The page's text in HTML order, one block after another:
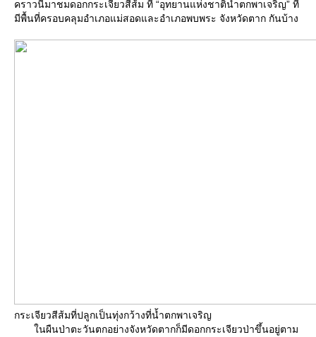
คราวนี้มาชมดอกกระเจียวสีส้ม ที่ “อุทยานแห่งชาติน้ำตกพาเจริญ” ที่
มีพื้นที่ครอบคลุมอำเภอแม่สอดและอำเภอพบพระ จังหวัดตาก กันบ้าง
กระเจียวสีส้มที่ปลูกเป็นทุ่งกว้างที่น้ำตกพาเจริญ
นผืนป่าตะวันตกอย่างจังหวัดตากก็มีดอกกระเจียวป่าขึ้นอยู่ตาม